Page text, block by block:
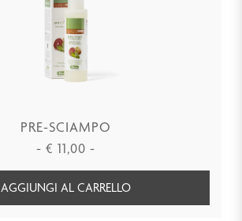
PRE-SCIAMPO
- € 11,00 -
AGGIUNGI AL CARRELLO